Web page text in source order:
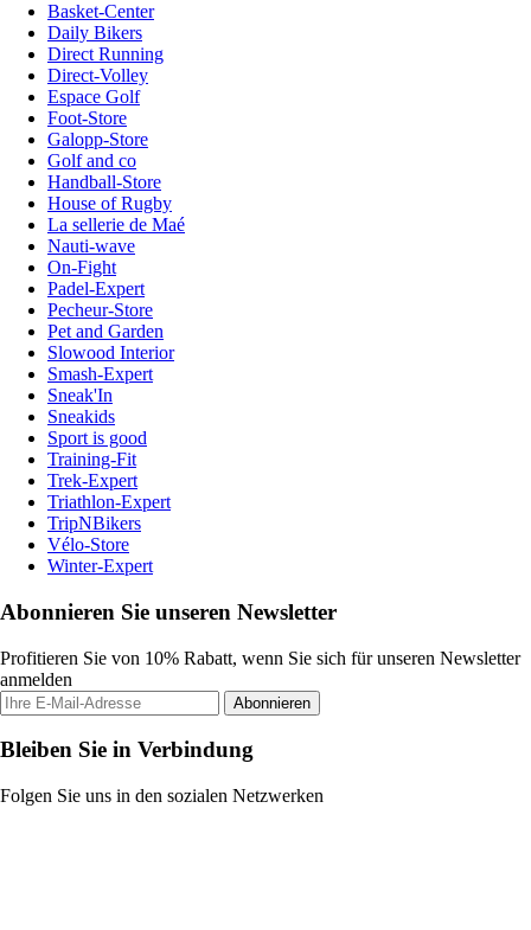
Basket-Center
Daily Bikers
Direct Running
Direct-Volley
Espace Golf
Foot-Store
Galopp-Store
Golf and co
Handball-Store
House of Rugby
La sellerie de Maé
Nauti-wave
On-Fight
Padel-Expert
Pecheur-Store
Pet and Garden
Slowood Interior
Smash-Expert
Sneak'In
Sneakids
Sport is good
Training-Fit
Trek-Expert
Triathlon-Expert
TripNBikers
Vélo-Store
Winter-Expert
Abonnieren Sie unseren Newsletter
Profitieren Sie von 10% Rabatt, wenn Sie sich für unseren Newsletter
anmelden
Abonnieren
Bleiben Sie in Verbindung
Folgen Sie uns in den sozialen Netzwerken